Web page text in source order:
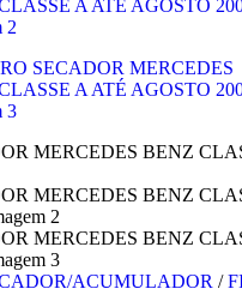
ACUMULADOR /